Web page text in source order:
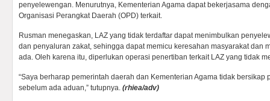
penyelewengan. Menurutnya, Kementerian Agama dapat bekerjasama
Organisasi Perangkat Daerah (OPD) terkait.
Rusman menegaskan, LAZ yang tidak terdaftar dapat menimbulkan
dan penyaluran zakat, sehingga dapat memicu keresahan masyarakat dan
ada. Oleh karena itu, diperlukan operasi penertiban terkait LAZ yang tidak
“Saya berharap pemerintah daerah dan Kementerian Agama tidak bersikap
sebelum ada aduan,” tutupnya. (rhiea/adv)